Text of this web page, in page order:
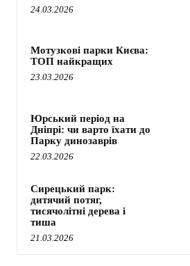
24.03.2026
Мотузкові парки Києва:
ТОП найкращих
23.03.2026
Юрський період на
Дніпрі: чи варто їхати до
Парку динозаврів
22.03.2026
Сирецький парк:
дитячий потяг,
тисячолітні дерева і
тиша
21.03.2026